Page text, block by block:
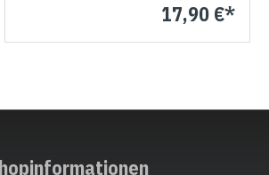
Ihnen an Stellen ranzukommen, welche
empfehlen wir den Padhalter für einen
in Farbe und Form abweichen kann.
17,90 €*